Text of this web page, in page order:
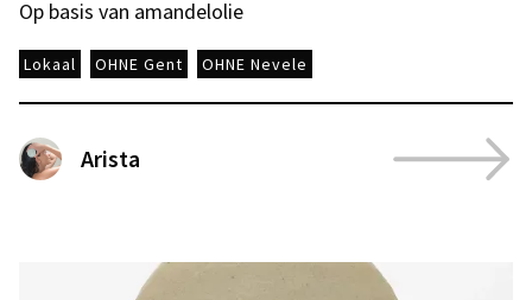
Op basis van amandelolie
Lokaal OHNE Gent OHNE Nevele
Arista